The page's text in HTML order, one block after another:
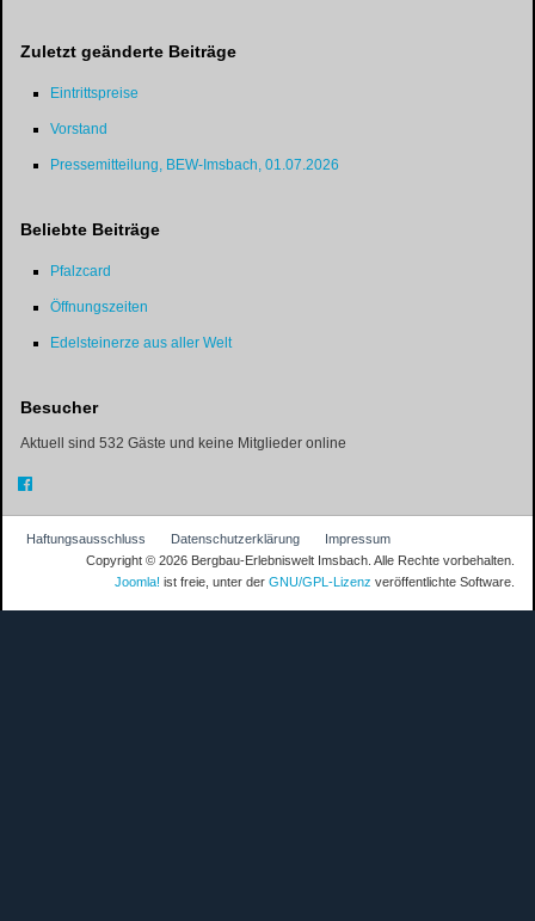
Zuletzt geänderte Beiträge
Eintrittspreise
Vorstand
Pressemitteilung, BEW-Imsbach, 01.07.2026
Beliebte Beiträge
Pfalzcard
Öffnungszeiten
Edelsteinerze aus aller Welt
Besucher
Aktuell sind 532 Gäste und keine Mitglieder online
Haftungsausschluss Datenschutzerklärung
Impressum
Copyright © 2026 Bergbau-Erlebniswelt Imsbach. Alle Rechte vorbehalten.
Joomla! ist freie, unter der GNU/GPL-Lizenz veröffentlichte Software.